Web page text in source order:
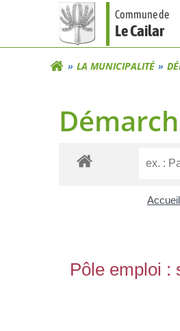
Commune de
Le Cailar
LA MUNICIPALITÉ
Pôle emploi :